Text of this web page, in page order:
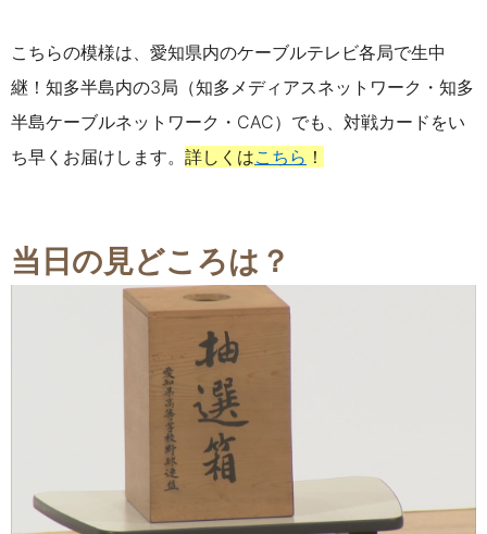
こちらの模様は、愛知県内のケーブルテレビ各局で生中
継！知多半島内の3局（知多メディアスネットワーク・知多
半島ケーブルネットワーク・ CAC）でも、対戦カードをい
ち早くお届けします。 詳しくはこちら ！
当日の見どころは？